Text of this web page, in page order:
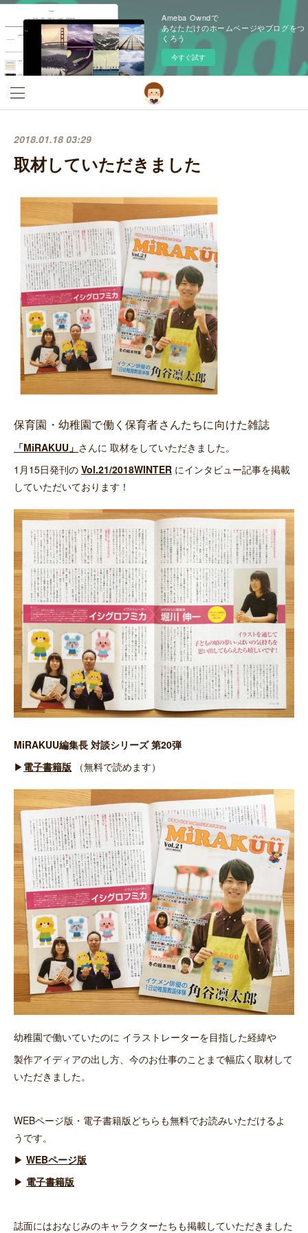
Ameba Owndで
あなただけのホームページやブログをつ
くろう
今すぐ試す
2018.01.18 03:29
取材していただきました
保育園・幼稚園で働く保育者さんたちに向けた雑誌
「MiRAKUU」 さんに 取材をしていただきました。
1月15日発刊の Vol.21/2018WINTER にインタビュー記事を掲載
していただいております！
MiRAKUU編集長 対談シリーズ 第20弾
▶ 電子書籍版 （無料で読めます）
幼稚園で働いていたのに イラストレーターを目指した経緯や
製作アイディアの出し方、今のお仕事のことまで幅広く取材して
いただきました。
WEBページ版・電子書籍版どちらも無料でお読みいただけるよ
うです。
▶ WEBページ版
▶ 電子書籍版
誌面にはおなじみのキャラクターたちも掲載していただきました